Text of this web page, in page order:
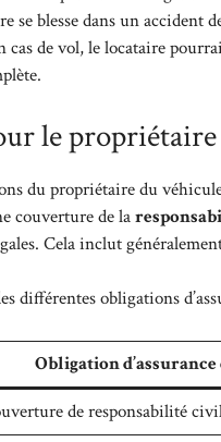
se blesse dans un
cas de vol, le locataire
le
du propriétaire du
couverture de la
Cela inclut
différentes obligations
Obligation
de responsabilité